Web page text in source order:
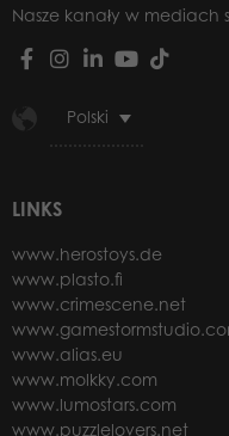
Nasze kanały w mediach
Polski
LINKS
www.herostoys.de
www.plasto.fi
www.crimescene.net
www.alias.eu
www.molkky.com
www.lumostars.com
www.puzzlelovers.net